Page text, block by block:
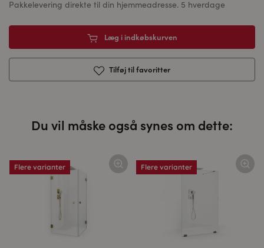
Pakkelevering direkte til din hjemmeadresse. 5 hverdage
Læg i indkøbskurven
Tilføj til favoritter
Du vil måske også synes om dette:
Flere varianter Flere varianter